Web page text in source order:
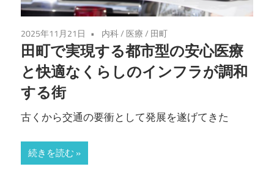
2025年11月21日 内科/ 医療/ 田町
田町で実現する都市型の安心医療
と快適なくらしのインフラが調和
する街
古くから交通の要衝として発展を遂げてきた
続きを読む